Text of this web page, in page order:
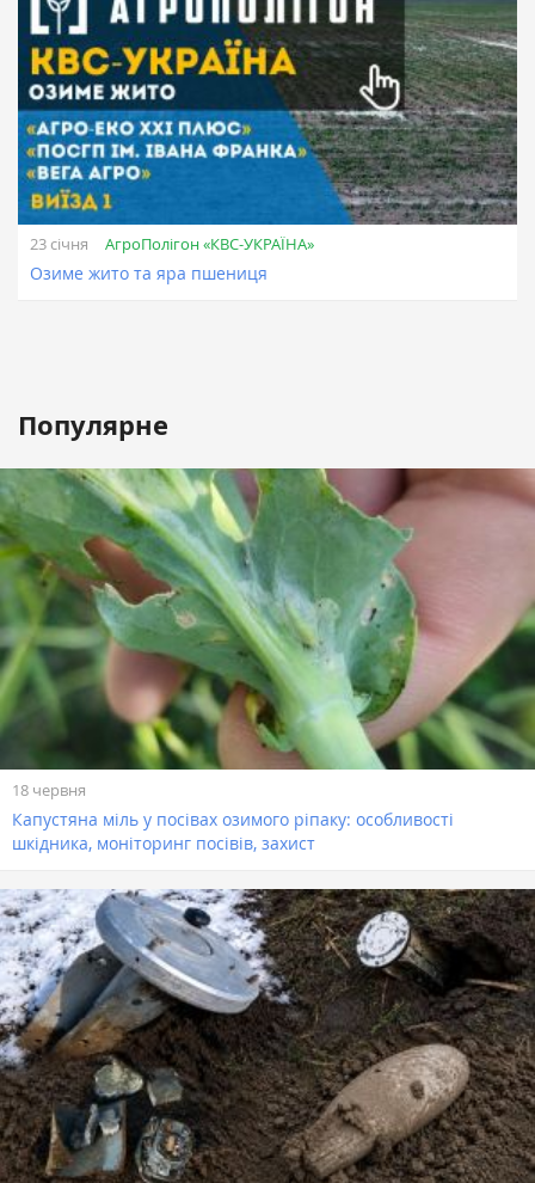
23 січня АгроПолігон «КВС-УКРАЇНА»
Озиме жито та яра пшениця
Популярне
18 червня
Капустяна міль у посівах озимого ріпаку: особливості
шкідника, моніторинг посівів, захист